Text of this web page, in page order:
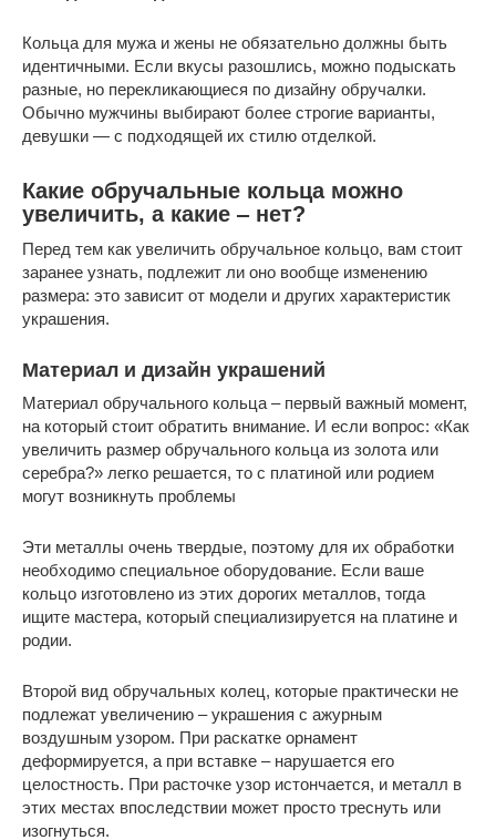
Кольца для мужа и жены не обязательно должны быть
идентичными. Если вкусы разошлись, можно подыскать
разные, но перекликающиеся по дизайну обручалки.
Обычно мужчины выбирают более строгие варианты,
девушки — с подходящей их стилю отделкой.
Какие обручальные кольца можно
увеличить, а какие ‒ нет?
Перед тем как увеличить обручальное кольцо, вам стоит
заранее узнать, подлежит ли оно вообще изменению
размера: это зависит от модели и других характеристик
украшения.
Материал и дизайн украшений
Материал обручального кольца ‒ первый важный момент,
на который стоит обратить внимание. И если вопрос: «Как
увеличить размер обручального кольца из золота или
серебра?» легко решается, то с платиной или родием
могут возникнуть проблемы
Эти металлы очень твердые, поэтому для их обработки
необходимо специальное оборудование. Если ваше
кольцо изготовлено из этих дорогих металлов, тогда
ищите мастера, который специализируется на платине и
родии.
Второй вид обручальных колец, которые практически не
подлежат увеличению ‒ украшения с ажурным
воздушным узором. При раскатке орнамент
деформируется, а при вставке ‒ нарушается его
целостность. При расточке узор истончается, и металл в
этих местах впоследствии может просто треснуть или
изогнуться.